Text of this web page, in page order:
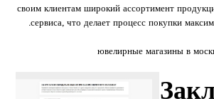
своим клиентам широкий ассортимент
сервиса, что делает процесс покупки
ювелирные магазины в